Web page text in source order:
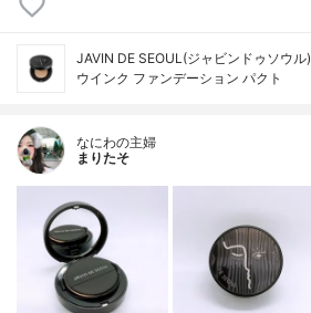
JAVIN DE SEOUL(ジャビンドゥソウル)
ウインク ファンデーション パクト
なにわの主婦
まりたそ